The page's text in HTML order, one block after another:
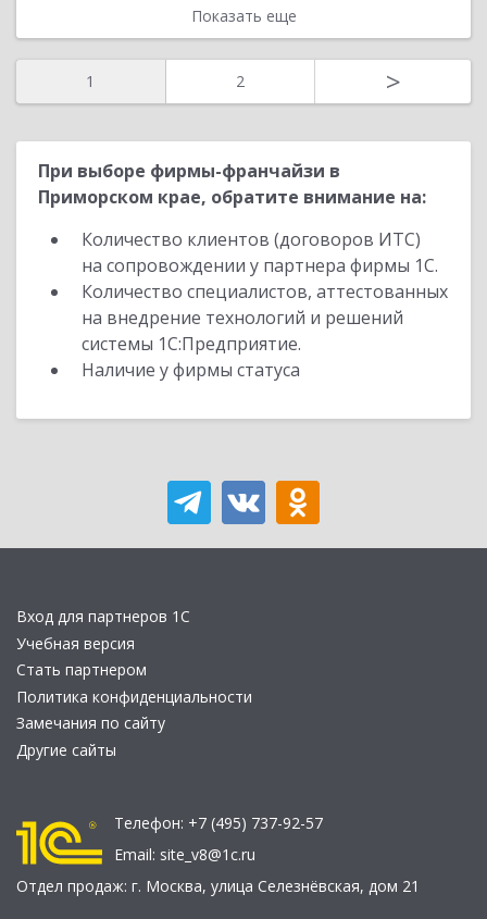
Показать еще
1 2 >
При выборе фирмы-франчайзи в
Приморском крае, обратите внимание на:
Количество клиентов (договоров ИТС)
на сопровождении у партнера фирмы 1С.
Количество специалистов, аттестованных
на внедрение технологий и решений
системы 1С:Предприятие.
Наличие у фирмы статуса
Вход для партнеров 1С
Учебная версия
Стать партнером
Политика конфиденциальности
Замечания по сайту
Другие сайты
Телефон: +7 (495) 737-92-57
Email: site_v8@1c.ru
Отдел продаж: г. Москва, улица Селезнёвская, дом 21